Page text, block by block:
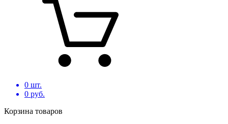
0 шт.
0 руб.
Корзина товаров